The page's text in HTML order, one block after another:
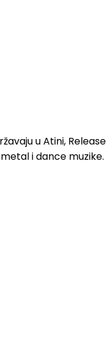
u Atini, Release
i dance muzike.